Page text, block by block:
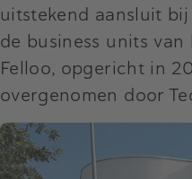
uitstekend aansluit
de business units
Felloo, opgericht in
overgenomen door